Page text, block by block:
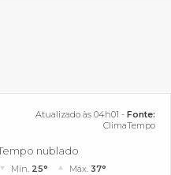
Atualizado às 04h01 - Fonte:
ClimaTempo
nublado
Mín. 25° Máx. 37°